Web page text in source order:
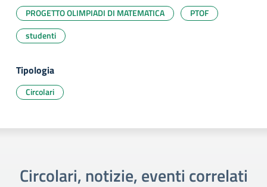
PROGETTO OLIMPIADI DI MATEMATICA
PTOF
studenti
Tipologia
Circolari
Circolari, notizie, eventi correlati